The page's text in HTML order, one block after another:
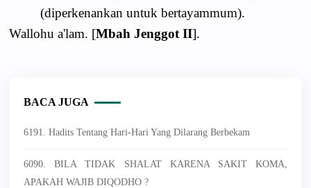
(diperkenankan untuk bertayammum).
Wallohu a'lam. [Mbah Jenggot II].
BACA JUGA
6191. Hadits Tentang Hari-Hari Yang Dilarang Berbekam
6090. BILA TIDAK SHALAT KARENA SAKIT KOMA,
APAKAH WAJIB DIQODHO ?